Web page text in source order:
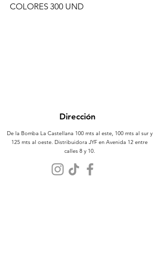
COLORES 300 UND
Dirección
De la Bomba La Castellana 100 mts al este, 100 mts al sur y
125 mts al oeste. Distribuidora JYF en Avenida 12 entre
calles 8 y 10.